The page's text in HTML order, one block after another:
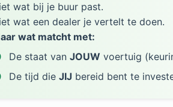
wat bij je buur past.
wat een dealer je vertelt te doen.
wat matcht met:
De staat van JOUW voertuig
De tijd die JIJ bereid bent te